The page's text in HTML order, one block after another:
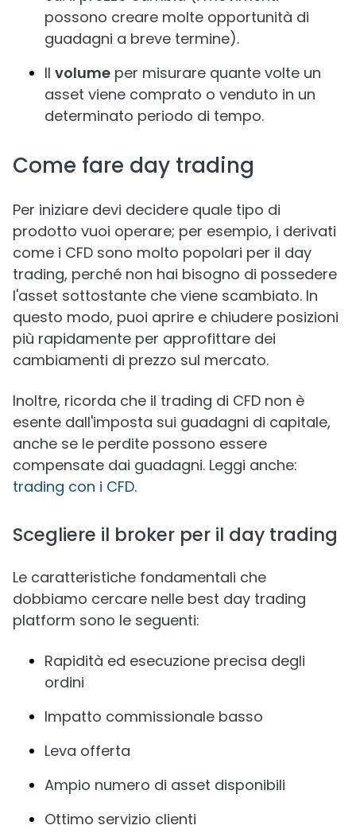
possono creare molte opportunità di
guadagni a breve termine).
Il volume per misurare quante volte un
asset viene comprato o venduto in un
determinato periodo di tempo.
Come fare day trading
Per iniziare devi decidere quale tipo di
prodotto vuoi operare; per esempio, i derivati
come i CFD sono molto popolari per il day
trading, perché non hai bisogno di possedere
l'asset sottostante che viene scambiato. In
questo modo, puoi aprire e chiudere posizioni
più rapidamente per approfittare dei
cambiamenti di prezzo sul mercato.
Inoltre, ricorda che il trading di CFD non è
esente dall'imposta sui guadagni di capitale,
anche se le perdite possono essere
compensate dai guadagni. Leggi anche:
trading con i CFD.
Scegliere il broker per il day trading
Le caratteristiche fondamentali che
dobbiamo cercare nelle best day trading
platform sono le seguenti:
Rapidità ed esecuzione precisa degli
ordini
Impatto commissionale basso
Leva offerta
Ampio numero di asset disponibili
Ottimo servizio clienti